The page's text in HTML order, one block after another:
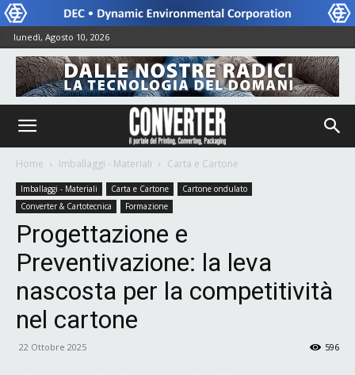
lunedì, Agosto 10, 2026
Home Imballaggi - Materiali Carta e Cartone
Imballaggi - Materiali Carta e Cartone
Cartone ondulato
Converter & Cartotecnica
Formazione
Progettazione e
Preventivazione: la leva
nascosta per la competitività
nel cartone
22 Ottobre 2025 596